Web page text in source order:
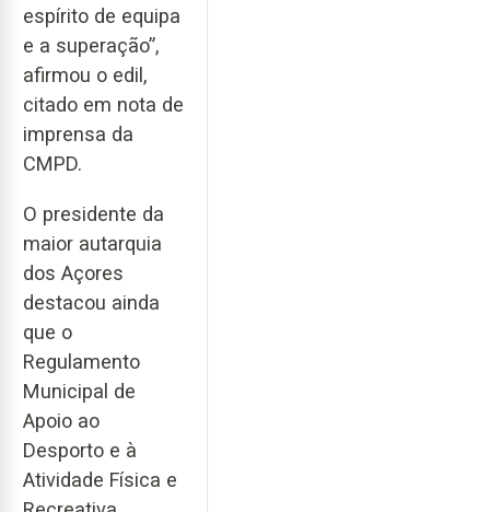
espírito de equipa
e a superação”,
afirmou o edil,
citado em nota de
imprensa da
CMPD.
O presidente da
maior autarquia
dos Açores
destacou ainda
que o
Regulamento
Municipal de
Apoio ao
Desporto e à
Atividade Física e